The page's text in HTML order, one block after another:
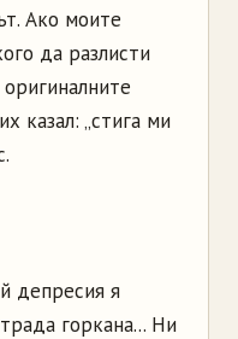
Ако моите
да разлисти
казал: „стига ми
депресия я
горкана... Ни